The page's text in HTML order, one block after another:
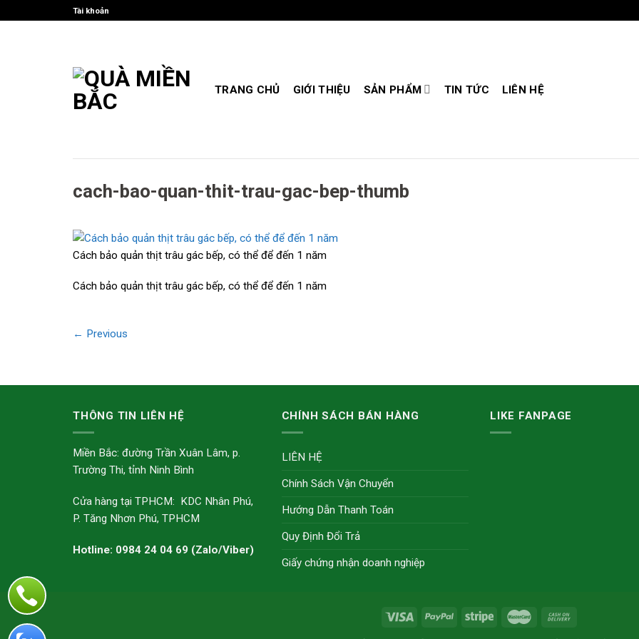
to
Tài khoản
TRANG CHỦ GIỚI THIỆU SẢN PHẨM TIN TỨC LIÊN HỆ
cach-bao-quan-thit-trau-gac-bep-thumb
Cách bảo quản thịt trâu gác bếp, có thể để đến 1 năm
Cách bảo quản thịt trâu gác bếp, có thể để đến 1 năm
← Previous
THÔNG TIN LIÊN HỆ
Miền Bắc: đường Trần Xuân Lâm, p.
Trường Thi, tỉnh Ninh Bình
Cửa hàng tại TPHCM: KDC Nhân Phú,
P. Tăng Nhơn Phú, TPHCM
Hotline: 0984 24 04 69 (Zalo/Viber)
CHÍNH SÁCH BÁN HÀNG
LIÊN HỆ
Chính Sách Vận Chuyển
Hướng Dẫn Thanh Toán
Quy Định Đổi Trả
Giấy chứng nhận doanh nghiệp
LIKE FANPAGE